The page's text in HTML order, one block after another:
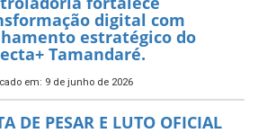
de Tamandaré abre
para o Festival
PNAB 2026
em: 9 de junho de 2026
Projeto Arborização Urbana!